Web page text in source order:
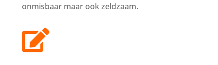
onmisbaar maar ook zeldzaam.
